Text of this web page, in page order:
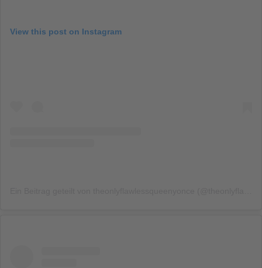
View this post on Instagram